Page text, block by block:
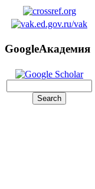
GoogleАкадемия